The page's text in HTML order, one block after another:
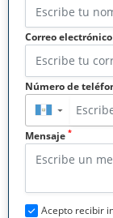
Correo electrónico
Número de
▼
Mensaje *
Acepto recibir